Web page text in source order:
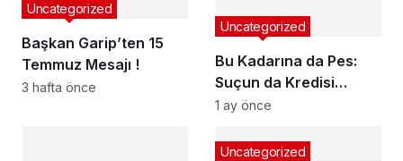
Başkan Garip’ten 15
Temmuz Mesajı !
Uncategorized
3 hafta önce
Bu Kadarına da Pes:
Suçun da Kredisi
Varmış!
Uncategorized
1 ay önce
Uncategorized